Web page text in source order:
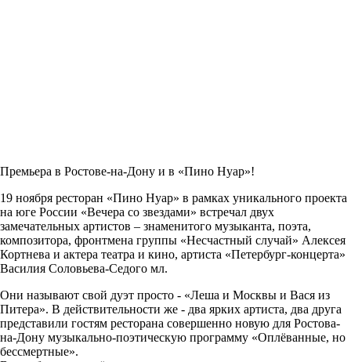
Премьера в Ростове-на-Дону и в «Пино Нуар»!
19 ноября ресторан «Пино Нуар» в рамках уникального проекта
на юге России «Вечера со звездами» встречал двух
замечательных артистов – знаменитого музыканта, поэта,
композитора, фронтмена группы «Несчастный случай» Алексея
Кортнева и актера театра и кино, артиста «Петербург-концерта»
Василия Соловьева-Седого мл.
Они называют свой дуэт просто - «Леша и Москвы и Вася из
Питера». В действительности же - два ярких артиста, два друга
представили гостям ресторана совершенно новую для Ростова-
на-Дону музыкально-поэтическую программу «Оплёванные, но
бессмертные».